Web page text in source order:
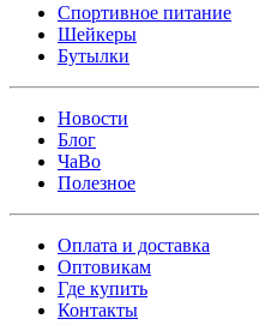
Спортивное питание
Шейкеры
Бутылки
Новости
Блог
ЧаВо
Полезное
Оплата и доставка
Оптовикам
Где купить
Контакты